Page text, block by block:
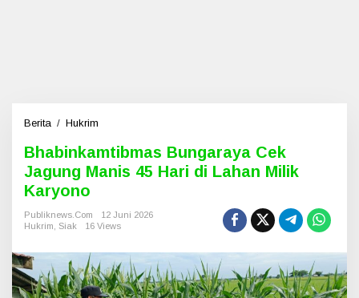
Berita / Hukrim
a
b
k
a
t
i
b
Bhabinkamtibmas Bungaraya Cek
Jagung Manis 45 Hari di Lahan Milik
Karyono
Publiknews.com
12 Juni 2026
Hukrim Siak 16 Views